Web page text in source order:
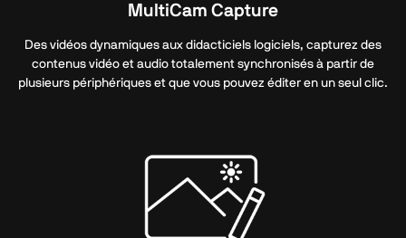
MultiCam Capture
Des vidéos dynamiques aux didacticiels logiciels, capturez des
contenus vidéo et audio totalement synchronisés à partir de
plusieurs périphériques et que vous pouvez éditer en un seul clic.